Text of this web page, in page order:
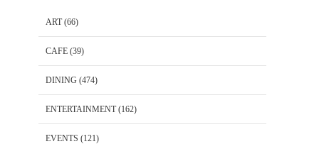
ART(66)
CAFE (39)
DINING (474)
ENTERTAINMENT(162)
EVENTS (121)